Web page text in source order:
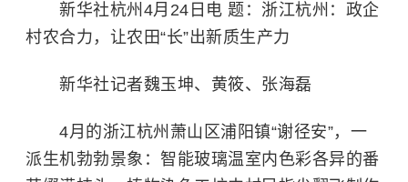
新华社杭州4月24日电 题：浙江杭州：政企
村农合力，让农田“长”出新质生产力
新华社记者魏玉坤、黄筱、张海磊
4月的浙江杭州萧山区浦阳镇“谢径安”，一
派生机勃勃景象：智能玻璃温室内色彩各异的番